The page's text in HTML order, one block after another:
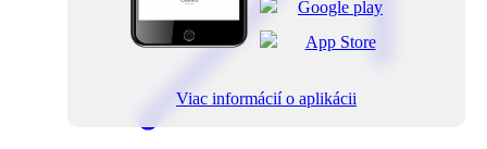
Viac informácií o aplikácii